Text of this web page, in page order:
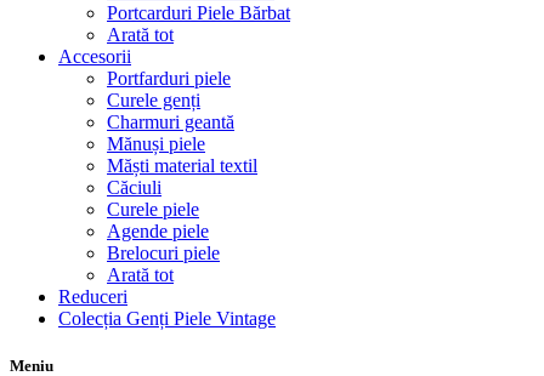
Portcarduri Piele Bărbat
Arată tot
Accesorii
Portfarduri piele
Curele genți
Charmuri geantă
Mănuși piele
Măști material textil
Căciuli
Curele piele
Agende piele
Brelocuri piele
Arată tot
Reduceri
Colecția Genți Piele Vintage
Meniu